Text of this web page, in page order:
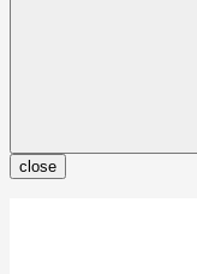
close